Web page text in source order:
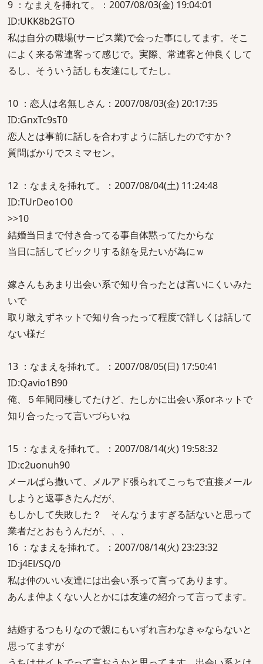
9 ：なまえを挿れて。：2007/08/03(金) 19:04:01
ID:UKK8b2GTO
私は自分の職場(サービス業)で会った事にしてます。そこ
によく来る常連客って感じで。実際、常連客と仲良くして
るし、そういう話しも友達にしてたし。
10 ：恋人は名無しさん：2007/08/03(金) 20:17:35
ID:GnxTc9sT0
恋人とは事前に話しを合わすように話したのですか？
質問ばかりでスミマセン。
12 ：なまえを挿れて。：2007/08/04(土) 11:24:48
ID:TUrDeo1O0
>>10
結婚当日まで付き合ってる事自体黙ってたからな
当日に話してビックリする顔を見たいが為にｗ
嫁さんもあまり出会い系で知り合ったとは言いにくいみた
いで
取り敢えずネットで知り合ったって程度で詳しくは話して
ない様だ
13 ：なまえを挿れて。：2007/08/05(日) 17:50:41
ID:Qavio1B90
俺、５年間同棲してたけど、たしかに出会い系orネットで
知り合ったって言いづらいね
15 ：なまえを挿れて。：2007/08/14(火) 19:58:32
ID:c2uonuh90
メールばら撒いて、メルアド張られてこっちで直接メール
しようと返事きたんだが、
もしかして失敗した？ そんなうますぎる話ないと思って
業者だとおもうんだが、、、
16 ：なまえを挿れて。：2007/08/14(火) 23:23:32
ID:j4El/SQ/0
私は仲のいい友達には出会い系って言ってあります。
あんま仲よくない人とかには友達の紹介って言ってます。
結婚するつもりなので親にもいずれ言わなきゃならないと
思ってますが